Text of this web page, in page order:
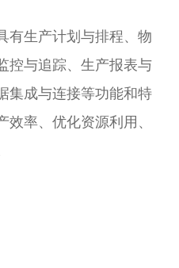
有生产计划与排程、物
控与追踪、生产报表与
集成与连接等功能和特
效率、优化资源利用、